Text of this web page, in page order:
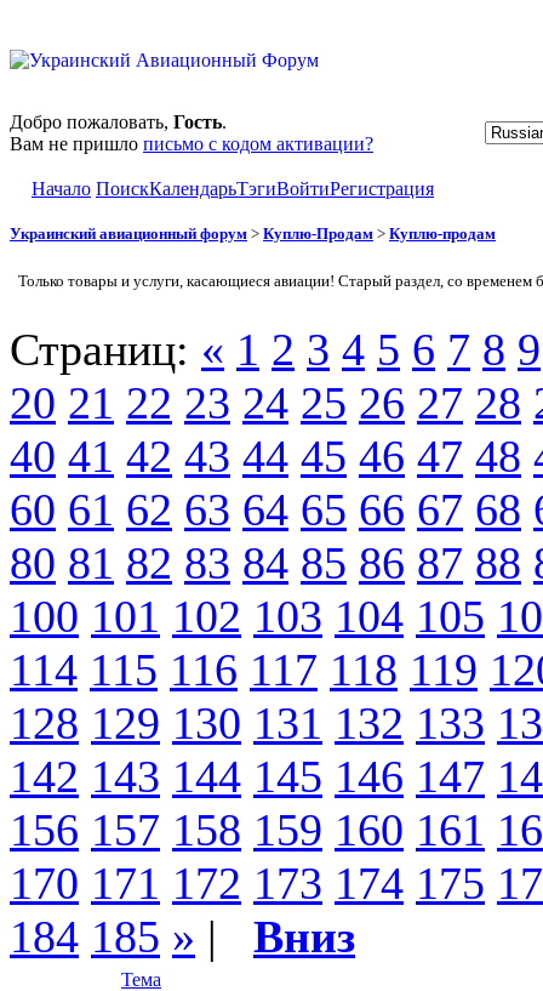
Добро пожаловать, Гость.
Вам не пришло письмо с кодом активации?
Начало ПоискКалендарьТэгиВойтиРегистрация
Украинский авиационный форум > Куплю-Продам > Куплю-продам
Только товары и услуги, касающиеся авиации! Старый раздел, со временем
Страниц: « 1 2 3 4 5 6 7 8 9
20 21 22 23 24 25 26 27 28
40 41 42 43 44 45 46 47 48
60 61 62 63 64 65 66 67 68
80 81 82 83 84 85 86 87 88
100 101 102 103 104 105
114 115 116 117 118 119
128 129 130 131 132 133
142 143 144 145 146 147
156 157 158 159 160 161
170 171 172 173 174 175
184 185 » | Вниз
Тема